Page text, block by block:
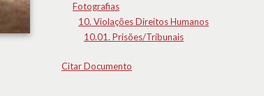
Fotografias
10. Violações Direitos Humanos
10.01. Prisões/Tribunais
Citar Documento